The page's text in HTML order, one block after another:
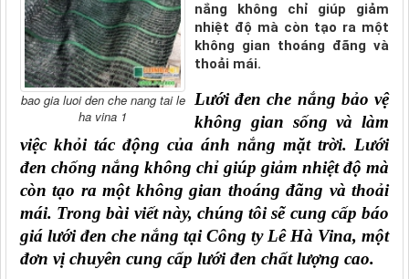
bao gia luoi den che nang tai le
ha vina 1
nắng không chỉ giúp giảm
nhiệt độ mà còn tạo ra một
không gian thoáng đãng và
thoải mái.
Lưới đen che nắng bảo vệ
không gian sống và làm
việc khỏi tác động của ánh nắng mặt trời. Lưới
đen chống nắng không chỉ giúp giảm nhiệt độ mà
còn tạo ra một không gian thoáng đãng và thoải
mái. Trong bài viết này, chúng tôi sẽ cung cấp báo
giá lưới đen che nắng tại Công ty Lê Hà Vina, một
đơn vị chuyên cung cấp lưới đen chất lượng cao.